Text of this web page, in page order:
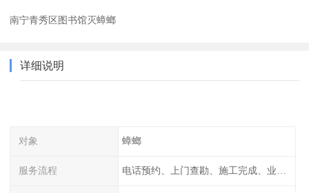
南宁青秀区图书馆灭蟑螂
详细说明
对象 蟑螂
服务流程